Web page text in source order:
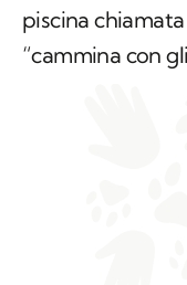
piscina
“cammina con